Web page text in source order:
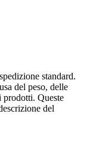
standard.
del peso, delle
prodotti. Queste
del